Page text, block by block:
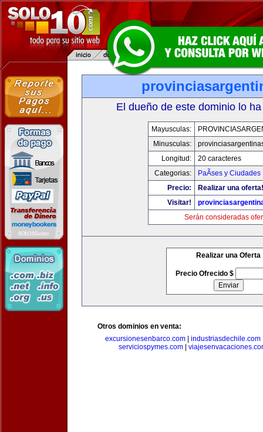
El dueño de este dominio lo
Mayusculas:
Minusculas:
Longitud:
20 caracteres
Categorias:
PaÃ­ses y Ciudades
Precio:
Realizar una oferta!
Visitar!
Serán consideradas
Realizar una Oferta
Precio Ofrecido $
Otros dominios en venta:
excursionesenbarco.com
industriasdechile.com
serviciospymes.com